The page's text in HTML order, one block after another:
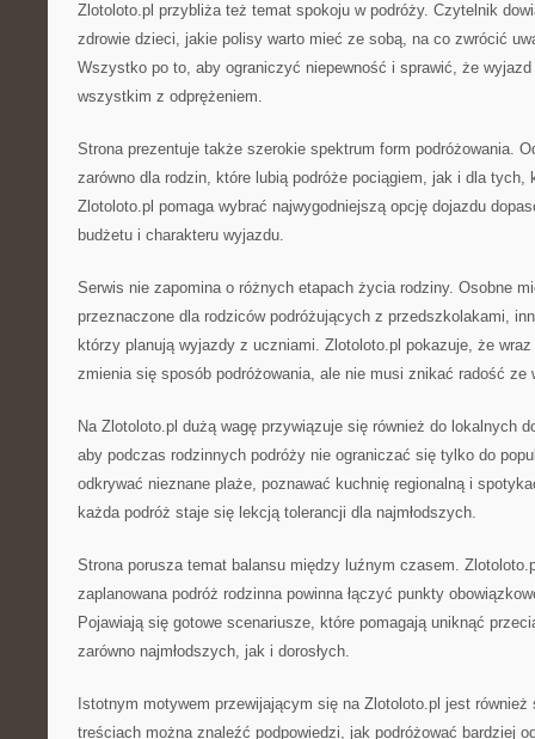
Zlotoloto.pl przybliża też temat spokoju w podróży. Czytelnik
zdrowie dzieci, jakie polisy warto mieć ze sobą, na co zwrócić
Wszystko po to, aby ograniczyć niepewność i sprawić, że wyjazd
wszystkim z odprężeniem.
Strona prezentuje także szerokie spektrum form podróżowania.
zarówno dla rodzin, które lubią podróże pociągiem, jak i dla tych,
Zlotoloto.pl pomaga wybrać najwygodniejszą opcję dojazdu
budżetu i charakteru wyjazdu.
Serwis nie zapomina o różnych etapach życia rodziny. Osobne
przeznaczone dla rodziców podróżujących z przedszkolakami,
którzy planują wyjazdy z uczniami. Zlotoloto.pl pokazuje, że
zmienia się sposób podróżowania, ale nie musi znikać radość ze
Na Zlotoloto.pl dużą wagę przywiązuje się również do lokalnych
aby podczas rodzinnych podróży nie ograniczać się tylko do
odkrywać nieznane plaże, poznawać kuchnię regionalną i
każda podróż staje się lekcją tolerancji dla najmłodszych.
Strona porusza temat balansu między luźnym czasem.
zaplanowana podróż rodzinna powinna łączyć punkty
Pojawiają się gotowe scenariusze, które pomagają uniknąć
zarówno najmłodszych, jak i dorosłych.
Istotnym motywem przewijającym się na Zlotoloto.pl jest również
treściach można znaleźć podpowiedzi, jak podróżować bardziej